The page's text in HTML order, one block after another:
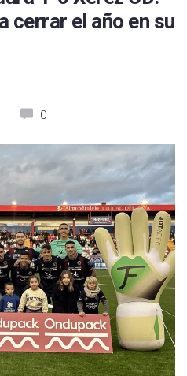
cerrar el año en su
0